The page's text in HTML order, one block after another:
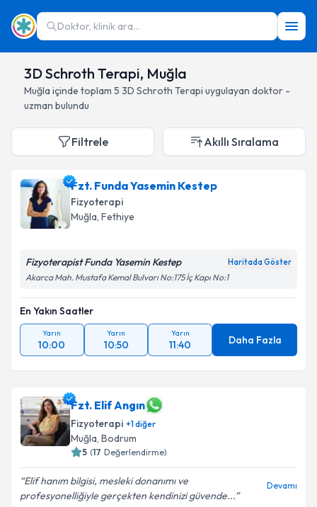
Doktor, klinik ara...
3D Schroth Terapi, Muğla
Muğla içinde toplam 5 3D Schroth Terapi uygulayan doktor -
uzman bulundu
Filtrele Akıllı Sıralama
Fzt. Funda Yasemin Kestep
Fizyoterapi
Muğla, Fethiye
Fizyoterapist Funda Yasemin Kestep Haritada Göster
Akarca Mah. Mustafa Kemal Bulvarı No:175 İç Kapı No:1
En Yakın Saatler
Yarın
10:00
Yarın
10:50
Yarın
11:40 Daha Fazla
Fzt. Elif Angın
Fizyoterapi +1diğer
Muğla, Bodrum
5 (17 Değerlendirme)
Elif hanım bilgisi, mesleki donanımı ve
profesyonelliğiyle gerçekten kendinizi güvende...
Devamı